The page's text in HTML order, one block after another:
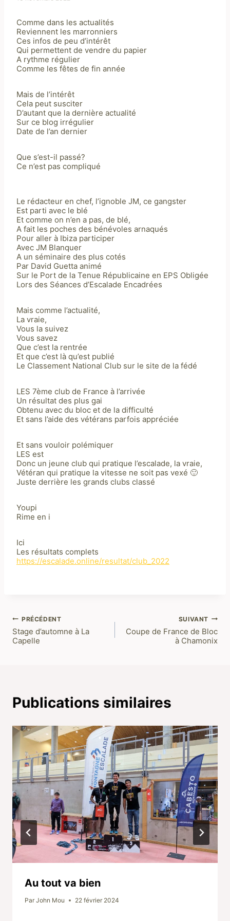
Comme dans les actualités
Reviennent les marronniers
Ces infos de peu d’intérêt
Qui permettent de vendre du papier
A rythme régulier
Comme les fêtes de fin année
Mais de l’intérêt
Cela peut susciter
D’autant que la dernière actualité
Sur ce blog irrégulier
Date de l’an dernier
Que s’est-il passé?
Ce n’est pas compliqué
Le rédacteur en chef, l’ignoble JM, ce gangster
Est parti avec le blé
Et comme on n’en a pas, de blé,
A fait les poches des bénévoles arnaqués
Pour aller à Ibiza participer
Avec JM Blanquer
A un séminaire des plus cotés
Par David Guetta animé
Sur le Port de la Tenue Républicaine en EPS Obligée
Lors des Séances d’Escalade Encadrées
Mais comme l’actualité,
La vraie,
Vous la suivez
Vous savez
Que c’est la rentrée
Et que c’est là qu’est publié
Le Classement National Club sur le site de la fédé
LES 7ème club de France à l’arrivée
Un résultat des plus gai
Obtenu avec du bloc et de la difficulté
Et sans l’aide des vétérans parfois appréciée
Et sans vouloir polémiquer
LES est
Donc un jeune club qui pratique l’escalade, la vraie,
Vétéran qui pratique la vitesse ne soit pas vexé 🙂
Juste derrière les grands clubs classé
Youpi
Rime en i
Ici
Les résultats complets
https://escalade.online/resultat/club_2022
Navigation
de
PRÉCÉDENT
Stage d’automne à La
Capelle
SUIVANT
Coupe de France de Bloc
à Chamonix
Publications similaires
Au tout va bien
Par John Mou 22 février 2024